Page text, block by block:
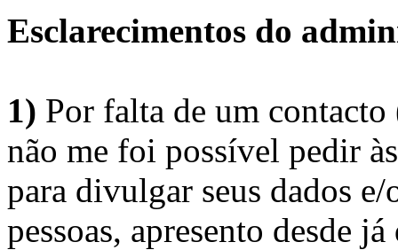
Esclarecimentos do
1) Por falta de um
não me foi possível pedir
para divulgar seus dados
pessoas, apresento desde